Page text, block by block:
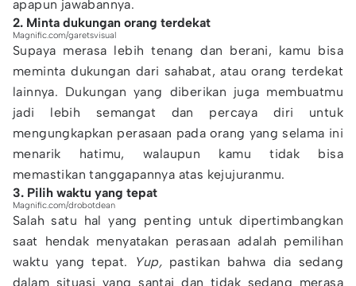
apapun jawabannya.
2. Minta dukungan orang terdekat
Magnific.com/garetsvisual
Supaya merasa lebih tenang dan berani, kamu bisa
meminta dukungan dari sahabat, atau orang terdekat
lainnya. Dukungan yang diberikan juga membuatmu
jadi lebih semangat dan percaya diri untuk
mengungkapkan perasaan pada orang yang selama ini
menarik hatimu, walaupun kamu tidak bisa
memastikan tanggapannya atas kejujuranmu.
3. Pilih waktu yang tepat
Magnific.com/drobotdean
Salah satu hal yang penting untuk dipertimbangkan
saat hendak menyatakan perasaan adalah pemilihan
waktu yang tepat.
Yup, pastikan bahwa dia sedang
dalam situasi yang santai dan tidak sedang merasa